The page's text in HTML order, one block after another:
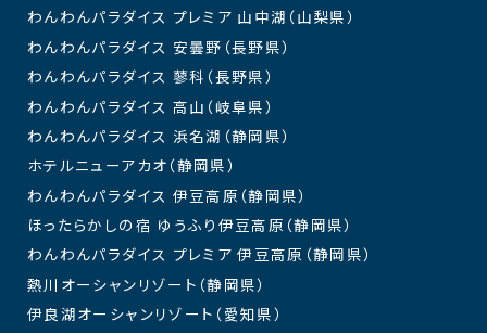
わんわんパラダイス プレミア 山中湖（山梨県）
わんわんパラダイス 安曇野（長野県）
わんわんパラダイス 蓼科（長野県）
わんわんパラダイス 高山（岐阜県）
わんわんパラダイス 浜名湖（静岡県）
ホテルニューアカオ（静岡県）
わんわんパラダイス 伊豆高原（静岡県）
ほったらかしの宿 ゆうふり伊豆高原（静岡県）
わんわんパラダイス プレミア 伊豆高原（静岡県）
熱川オーシャンリゾート（静岡県）
伊良湖オーシャンリゾート（愛知県）